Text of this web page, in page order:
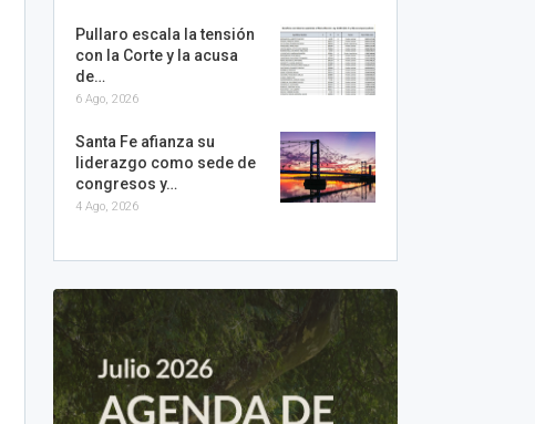
Pullaro escala la tensión
con la Corte y la acusa
de…
6 Ago, 2026
Santa Fe afianza su
liderazgo como sede de
congresos y…
4 Ago, 2026